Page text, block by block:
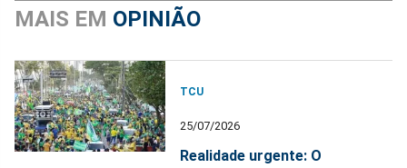
MAIS EM OPINIÃO
TCU
25/07/2026
Realidade urgente: O